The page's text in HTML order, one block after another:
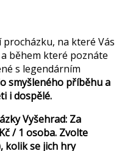
na které Vás
během které poznáte
s legendárním
smyšleného příběhu a
i dospělé.
Vyšehrad: Za
/ 1 osoba. Zvolte
kolik se jich hry